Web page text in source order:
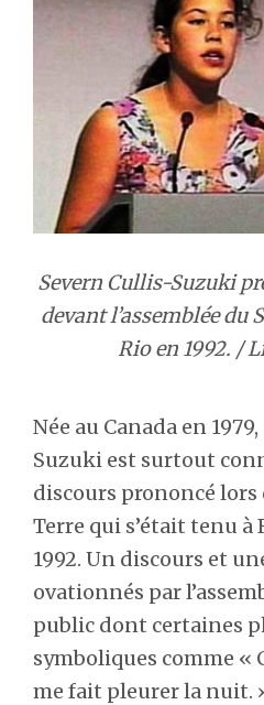
Severn Cullis-Suzuki
devant l’assemblée du
Rio en 1992. /
Née au Canada en
Suzuki est surtout
discours prononcé lors
Terre qui s’était tenu à
1992. Un discours et
ovationnés par
public dont certaines
symboliques comme «
me fait pleurer la nuit.